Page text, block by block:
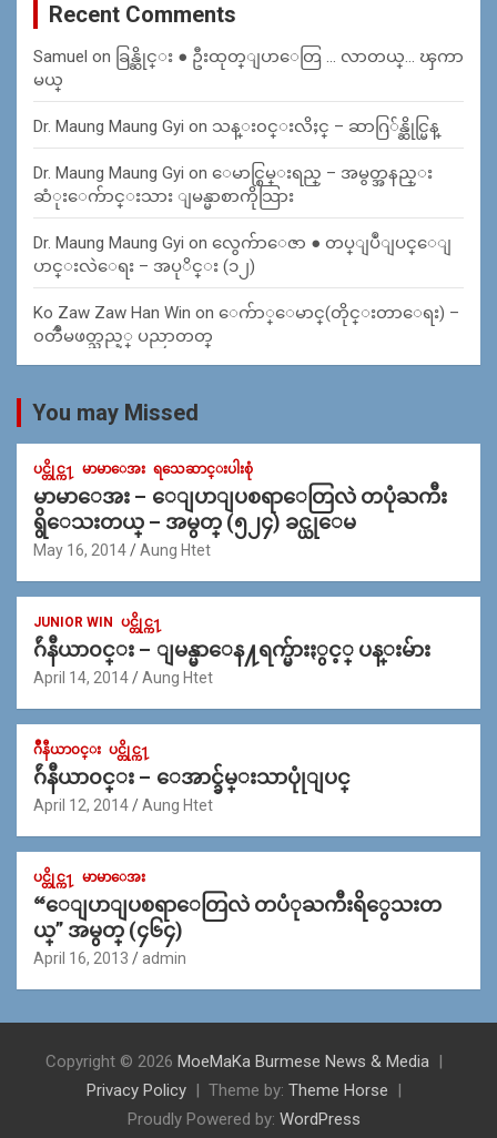
Recent Comments
Samuel on ခြန္ဆိုင္း ● ဦးထုတ္ျပာေတြ … လာတယ္… ၾကာ
မယ္
Dr. Maung Maung Gyi on သန္း၀င္းလိႈင္ – ဆာဂြ်န္ဆိုင္မြန္
Dr. Maung Maung Gyi on ေမာင္စြမ္းရည္ – အမွတ္အနည္း
ဆံုးေက်ာင္းသား ျမန္မာစာကိုသြား
Dr. Maung Maung Gyi on လွေက်ာေဇာ ● တပ္ျပဳျပင္ေျ
ပာင္းလဲေရး – အပုိင္း (၁၂)
Ko Zaw Zaw Han Win on ေက်ာ္ေမာင္(တိုင္းတာေရး) –
၀တၳဳမဖတ္သည့္ ပညာတတ္
You may Missed
ပင္တိုင္က႑ မာမာေအး ရသေဆာင္းပါးစုံ
မာမာေအး – ေျပာျပစရာေတြလဲ တပုံႀကီး
ရွိေသးတယ္ – အမွတ္ (၅၂၄) ခင္ယုေမ
May 16, 2014 Aung Htet
JUNIOR WIN ပင္တိုင္က႑
ဂ်ဴနီယာ၀င္း – ျမန္မာေန႔ရက္မ်ားႏွင့္ ပန္းမ်ား
April 14, 2014 Aung Htet
ဂ်ဳနီယာ၀င္း ပင္တိုင္က႑
ဂ်ဴနီယာ၀င္း – ေအာင္ခ်မ္းသာပုုံျပင္
April 12, 2014 Aung Htet
ပင္တိုင္က႑ မာမာေအး
“ေျပာျပစရာေတြလဲ တပံုႀကီးရိွေသးတ
ယ္” အမွတ္ (၄၆၄)
April 16, 2013 admin
Copyright © 2026 MoeMaKa Burmese News & Media
Privacy Policy
Theme by: Theme Horse
Proudly Powered by: WordPress